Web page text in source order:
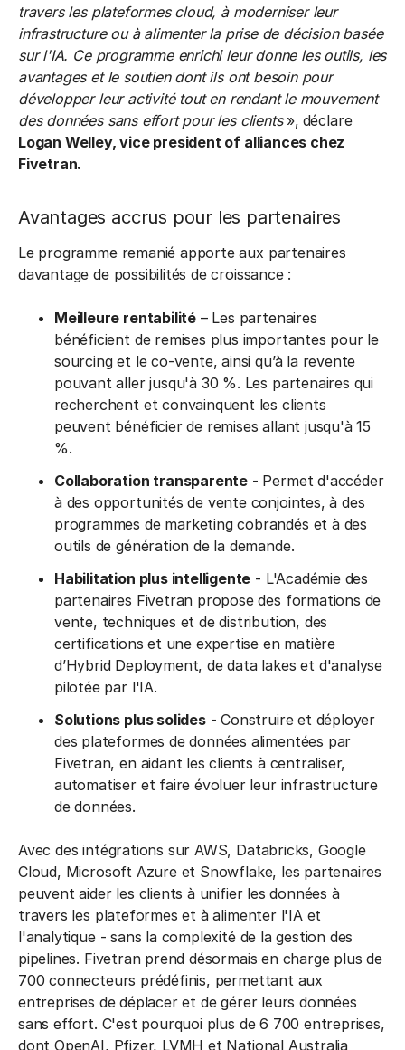
travers les plateformes cloud, à moderniser leur
infrastructure ou à alimenter la prise de décision basée
sur l'IA. Ce programme enrichi leur donne les outils, les
avantages et le soutien dont ils ont besoin pour
développer leur activité tout en rendant le mouvement
des données sans effort pour les clients», déclare
Logan Welley, vice president of alliances chez
Fivetran.
Avantages accrus pour les partenaires
Le programme remanié apporte aux partenaires
davantage de possibilités de croissance :
Meilleure rentabilité – Les partenaires
bénéficient de remises plus importantes pour le
sourcing et le co-vente, ainsi qu’à la revente
pouvant aller jusqu'à 30 %. Les partenaires qui
recherchent et convainquent les clients
peuvent bénéficier de remises allant jusqu'à 15
%.
Collaboration transparente - Permet d'accéder
à des opportunités de vente conjointes, à des
programmes de marketing cobrandés et à des
outils de génération de la demande.
Habilitation plus intelligente - L'Académie des
partenaires Fivetran propose des formations de
vente, techniques et de distribution, des
certifications et une expertise en matière
d’Hybrid Deployment, de data lakes et d'analyse
pilotée par l'IA.
Solutions plus solides- Construire et déployer
des plateformes de données alimentées par
Fivetran, en aidant les clients à centraliser,
automatiser et faire évoluer leur infrastructure
de données.
Avec des intégrations sur AWS, Databricks, Google
Cloud, Microsoft Azure et Snowflake, les partenaires
peuvent aider les clients à unifier les données à
travers les plateformes et à alimenter l'IA et
l'analytique - sans la complexité de la gestion des
pipelines. Fivetran prend désormais en charge plus de
700 connecteurs prédéfinis, permettant aux
entreprises de déplacer et de gérer leurs données
sans effort. C'est pourquoi plus de 6 700 entreprises,
dont OpenAI, Pfizer, LVMH et National Australia